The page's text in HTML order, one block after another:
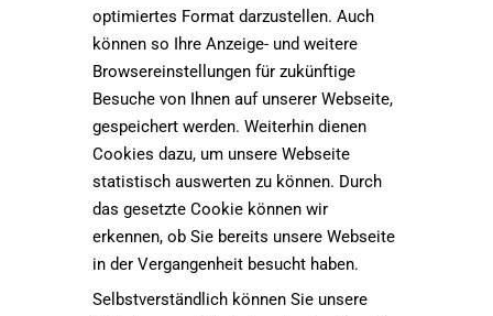
optimiertes Format darzustellen. Auch
können so Ihre Anzeige- und weitere
Browsereinstellungen für zukünftige
Besuche von Ihnen auf unserer Webseite,
gespeichert werden. Weiterhin dienen
Cookies dazu, um unsere Webseite
statistisch auswerten zu können. Durch
das gesetzte Cookie können wir
erkennen, ob Sie bereits unsere Webseite
in der Vergangenheit besucht haben.
Selbstverständlich können Sie unsere